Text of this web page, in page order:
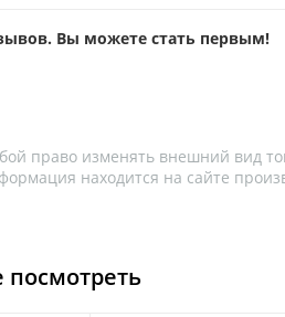
Вы можете стать первым!
право изменять внешний вид
находится на сайте